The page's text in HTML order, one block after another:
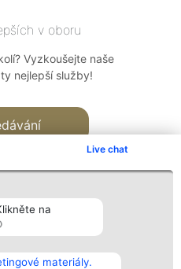
Live chat
na
materiály.
v oboru
Vyzkoušejte naše
nejlepší služby!
všech
Kontakt